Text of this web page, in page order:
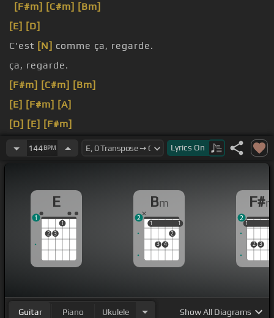
[F#m] [C#m] [Bm]
[E] [D]
C'est [N] comme ça, regarde.
ça, regarde.
[F#m] [C#m] [Bm]
[E] [F#m] [A]
[D] [E] [F#m]
regarde.
144BPM Lyrics On
E
2 3
1
1
Bm
1
3 4
2
1
1 1
2
F#
1
2 3
1
2
Guitar Piano Ukulele ShowAll Diagrams